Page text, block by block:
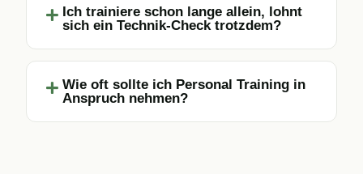
Ich trainiere schon lange allein, lohnt
sich ein Technik-Check trotzdem?
Wie oft sollte ich Personal Training in
Anspruch nehmen?